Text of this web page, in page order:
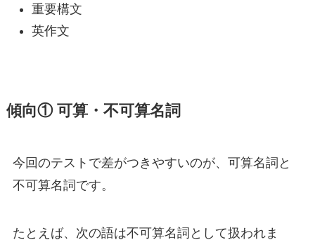
重要構文
英作文
傾向① 可算・不可算名詞
今回のテストで差がつきやすいのが、可算名詞と
不可算名詞です。
たとえば、次の語は不可算名詞として扱われま